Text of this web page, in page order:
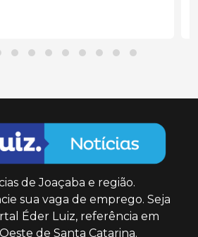
de Joaçaba e região.
sua vaga de emprego. Seja
Éder Luiz, referência em
de Santa Catarina.